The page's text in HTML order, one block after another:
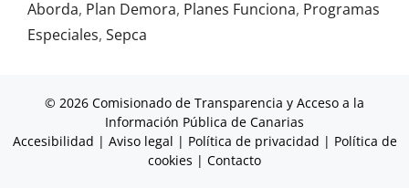
Aborda, Plan Demora, Planes Funciona, Programas
Especiales, Sepca
© 2026 Comisionado de Transparencia y Acceso a la
Información Pública de Canarias
Accesibilidad | Aviso legal | Política de privacidad | Política de
cookies | Contacto